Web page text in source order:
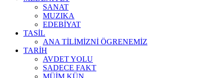
SANAT
MUZIKA
EDEBİYAT
TASİL
ANA TİLİMİZNİ ÖGRENEMİZ
TARİH
AVDET YOLU
SADECE FAKT
MÜİM KÜN